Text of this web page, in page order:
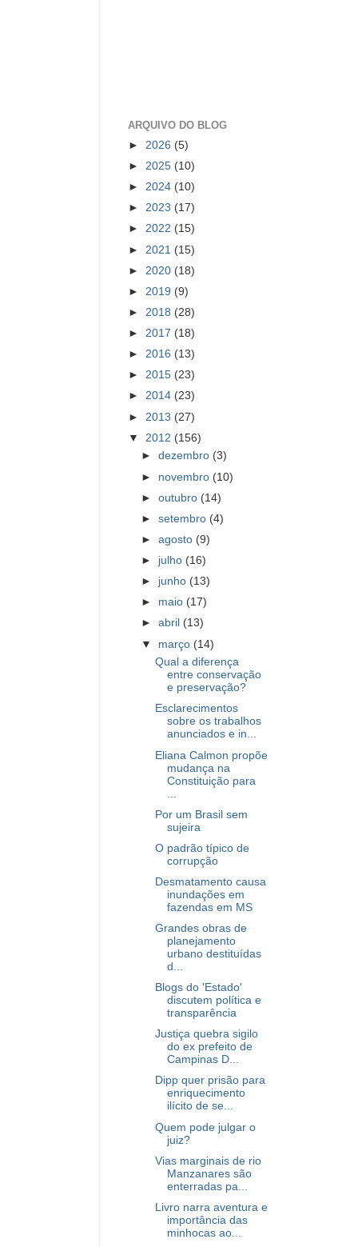
ARQUIVO DO BLOG
► 2026 (5)
► 2025 (10)
► 2024 (10)
► 2023 (17)
► 2022 (15)
► 2021 (15)
► 2020 (18)
► 2019 (9)
► 2018 (28)
► 2017 (18)
► 2016 (13)
► 2015 (23)
► 2014 (23)
► 2013 (27)
▼ 2012 (156)
►dezembro (3)
► novembro (10)
►outubro (14)
►setembro (4)
►agosto (9)
► julho (16)
► junho (13)
► maio (17)
►abril (13)
▼ março (14)
Qual a diferença
entre conservação
e preservação?
Esclarecimentos
sobre os trabalhos
anunciados e in...
Eliana Calmon propõe
mudança na
Constituição para
Por um Brasil sem
sujeira
O padrão típico de
corrupção
Desmatamento causa
inundações em
fazendas em MS
Grandes obras de
planejamento
urbano destituídas
d...
Blogs do 'Estado'
discutem política e
transparência
Justiça quebra sigilo
do ex prefeito de
Campinas D...
Dipp quer prisão para
enriquecimento
ilícito de se...
Quem pode julgar o
juiz?
Vias marginais de rio
Manzanares são
enterradas pa...
Livro narra aventura e
importância das
minhocas ao...